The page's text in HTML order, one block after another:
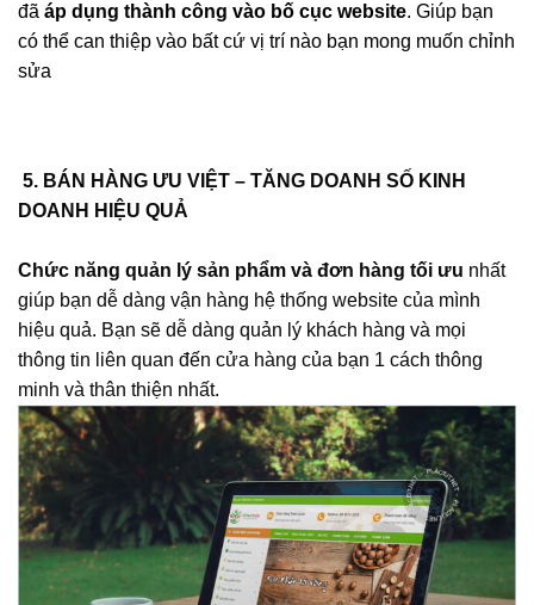
đã áp dụng thành công vào bố cục website. Giúp bạn
có thể can thiệp vào bất cứ vị trí nào bạn mong muốn chỉnh
sửa
5. BÁN HÀNG ƯU VIỆT – TĂNG DOANH SỐ KINH
DOANH HIỆU QUẢ
Chức năng quản lý sản phẩm và đơn hàng tối ưu nhất
giúp bạn dễ dàng vận hàng hệ thống website của mình
hiệu quả. Bạn sẽ dễ dàng quản lý khách hàng và mọi
thông tin liên quan đến cửa hàng của bạn 1 cách thông
minh và thân thiện nhất.